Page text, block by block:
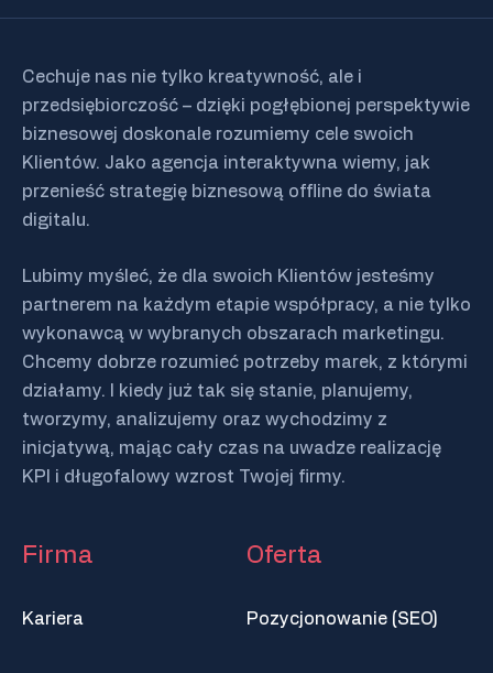
Cechuje nas nie tylko kreatywność, ale i
przedsiębiorczość – dzięki pogłębionej perspektywie
biznesowej doskonale rozumiemy cele swoich
Klientów. Jako agencja interaktywna wiemy, jak
przenieść strategię biznesową offline do świata
digitalu.
Lubimy myśleć, że dla swoich Klientów jesteśmy
partnerem na każdym etapie współpracy, a nie tylko
wykonawcą w wybranych obszarach marketingu.
Chcemy dobrze rozumieć potrzeby marek, z którymi
działamy. I kiedy już tak się stanie, planujemy,
tworzymy, analizujemy oraz wychodzimy z
inicjatywą, mając cały czas na uwadze realizację
KPI i długofalowy wzrost Twojej firmy.
Firma
Kariera
Oferta
Pozycjonowanie (SEO)